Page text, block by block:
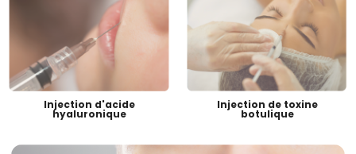
Injection d'acide
hyaluronique
Injection de toxine
botulique